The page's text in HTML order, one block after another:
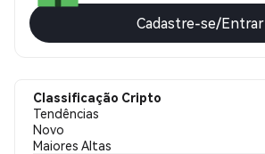
Cadastre-se/Entrar
Classificação Cripto
Tendências
Novo
Maiores Altas